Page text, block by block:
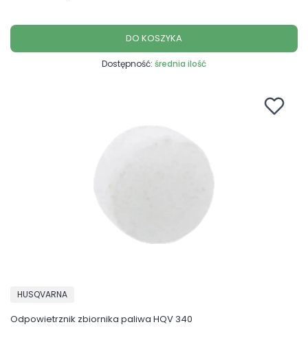
DO KOSZYKA
Dostępność: średnia ilość
Odpowietrznik zbiornika paliwa HQV 340
PRODUCENT
HUSQVARNA